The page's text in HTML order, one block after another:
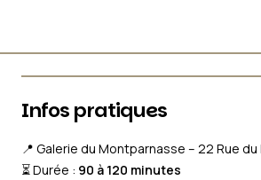
Infos pratiques
📍 Galerie du Montparnasse – 22 Rue du
⏳ Durée : 90 à 120 minutes